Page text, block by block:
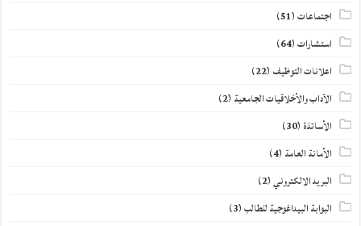
اجتماعات(51)
استشارات(64)
اعلانات التوظيف (22)
الآداب والأخلاقيات الجامعية (2)
الأساتذة(30)
الأمانة العامة (4)
البريد الالكتروني(2)
البوابة البيداغوجية للطالب(3)